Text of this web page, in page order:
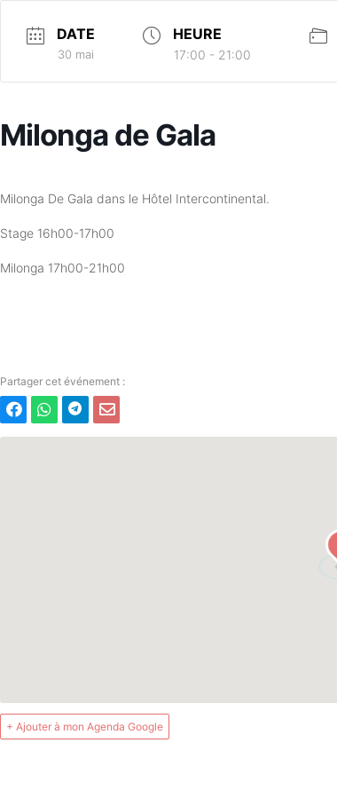
DATE
30 mai
HEURE
17:00 - 21:00
Milonga de Gala
Milonga De Gala dans le Hôtel Intercontinental.
Stage 16h00-17h00
Milonga 17h00-21h00
+ Ajouter à mon Agenda Google